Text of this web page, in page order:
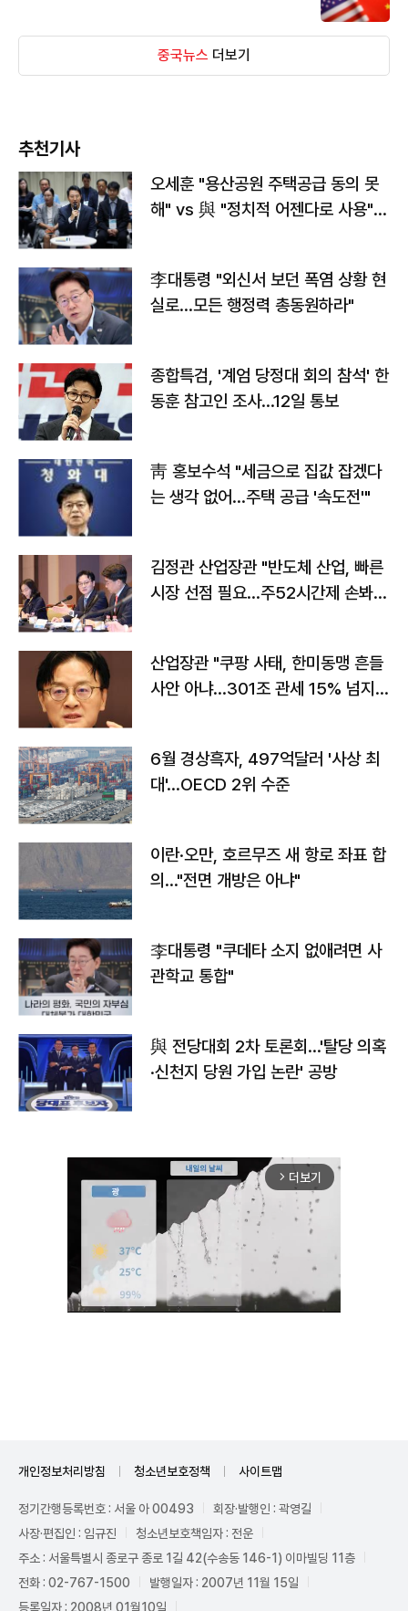
중국뉴스 더보기
추천기사
오세훈 "용산공원 주택공급 동의 못
해" vs 與 "정치적 어젠다로 사용"
李대통령 "외신서 보던 폭염 상황 현
실로…모든 행정력 총동원하라"
종합특검, '계엄 당정대 회의 참석' 한
동훈 참고인 조사...12일 통보
靑 홍보수석 "세금으로 집값 잡겠다
는 생각 없어…주택 공급 '속도전'"
김정관 산업장관 "반도체 산업, 빠른
시장 선점 필요…주52시간제 손봐
산업장관 "쿠팡 사태, 한미동맹 흔들
사안 아냐…301조 관세 15% 넘지
6월 경상흑자, 497억달러 '사상 최
대'…OECD 2위 수준
이란·오만, 호르무즈 새 항로 좌표 합
의…"전면 개방은 아냐"
李대통령 "쿠데타 소지 없애려면 사
관학교 통합"
與 전당대회 2차 토론회…'탈당 의혹
·신천지 당원 가입 논란' 공방
arrow_forward_ios 더보기
개인정보처리방침 청소년보호정책 사이트맵
정기간행등록번호 : 서울 아 00493
회장·발행인 : 곽영길
사장·편집인 : 임규진
청소년보호책임자 : 전운
주소 : 서울특별시 종로구 종로 1길 42(수송동 146-1) 이마빌딩 11층
전화 : 02-767-1500
발행일자 : 2007년 11월 15일
등록일자 : 2008년 01월10일